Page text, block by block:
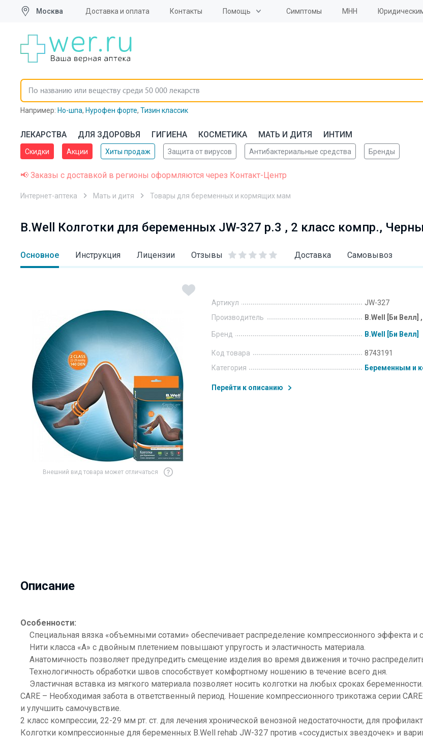
Москва Доставка и оплата Контакты Помощь Симптомы МНН
Например: Но-шпа, Нурофен форте, Тизин классик
ЛЕКАРСТВА ДЛЯ ЗДОРОВЬЯ ГИГИЕНА КОСМЕТИКА МАТЬ И ДИТЯ ИНТИМ
Скидки Акции Хиты продаж Защита от вирусов Антибактериальные средства Бренды
📢 Заказы с доставкой в регионы оформляются через Контакт-Центр
Интернет-аптека Мать и дитя Товары для беременных и кормящих мам
B.Well Колготки для беременных JW-327 р.3 , 2 класс компр.,
Основное Инструкция Лицензии Отзывы Доставка Самовывоз
Внешний вид товара может отличаться
Артикул
JW-327
Производитель
B.Well [Би Велл]
Бренд B.Well [Би Велл]
Код товара
8743191
Категория
Беременным и
Перейти к описанию
Описание
Особенности:
Специальная вязка «объемными сотами» обеспечивает распределение компрессионного эффекта и
Нити класса «А» с двойным плетением повышают упругость и эластичность материала.
Анатомичность позволяет предупредить смещение изделия во время движения и точно
Технологичность обработки швов способствует комфортному ношению в течение всего дня.
Эластичная вставка из мягкого материала позволяет носить колготки на любых сроках беременности.
CARE – Необходимая забота в ответственный период. Ношение компрессионного трикотажа серии
и улучшить самочувствие.
2 класс компрессии, 22-29 мм рт. ст. для лечения хронической венозной недостаточности, для
Колготки компрессионные для беременных B.Well rehab JW-327 против «сосудистых звездочек» и